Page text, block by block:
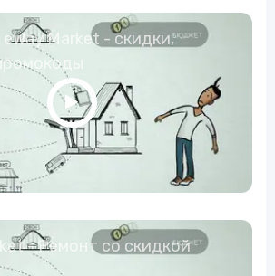
Market - скидки,
- Ремонт со скидкой